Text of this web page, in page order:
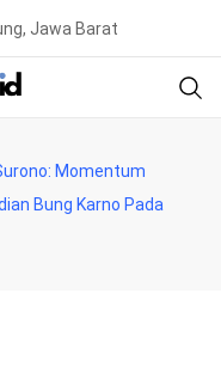
Jawa Barat
Momentum
Bung Karno Pada